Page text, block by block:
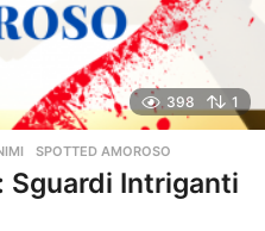
398 1
SPOTTED AMOROSO
Sguardi Intriganti